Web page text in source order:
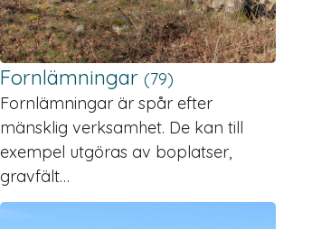
Forn­lämningar(79)
Fornlämningar är spår efter
mänsklig verksamhet. De kan till
exempel utgöras av boplatser,
gravfält…